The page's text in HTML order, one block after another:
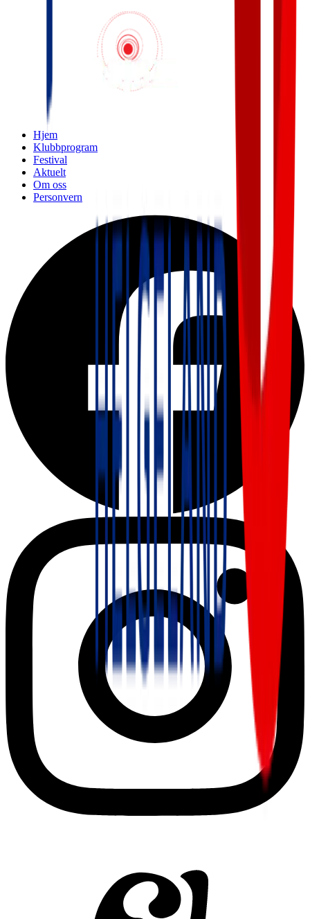
Hjem
Klubbprogram
Festival
Aktuelt
Om oss
Personvern